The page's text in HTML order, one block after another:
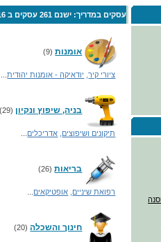
עסקים במדריך: ישנם 261 עסקים ב 16
אומנות (9)
ציורי קיר, יודאיקה - אומנות יהודית...
בניה, שיפוץ ונקיון (29)
תיקונים ושיפוצים אדריכלים
בריאות (26)
רפואת שיניים אופטיקאים
חינוך והשכלה (20)